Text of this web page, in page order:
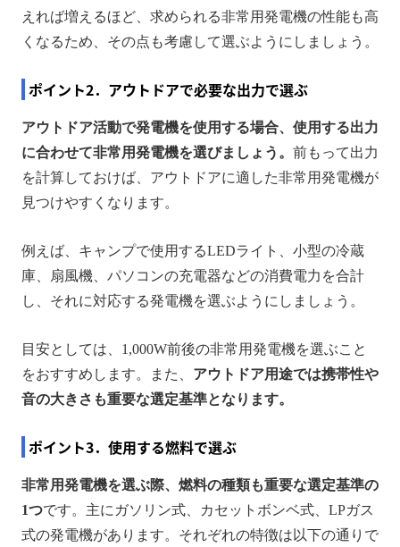
えれば増えるほど、求められる非常用発電機の性能も高
くなるため、その点も考慮して選ぶようにしましょう。
ポイント2．アウトドアで必要な出力で選ぶ
アウトドア活動で発電機を使用する場合、使用する出力
に合わせて非常用発電機を選びましょう。 前もって出力
を計算しておけば、アウトドアに適した非常用発電機が
見つけやすくなります。
例えば、キャンプで使用するLEDライト、小型の冷蔵
庫、扇風機、パソコンの充電器などの消費電力を合計
し、それに対応する発電機を選ぶようにしましょう。
目安としては、1,000W前後の非常用発電機を選ぶこと
をおすすめします。また、 アウトドア用途では携帯性や
音の大きさも重要な選定基準となります。
ポイント3．使用する燃料で選ぶ
非常用発電機を選ぶ際、燃料の種類も重要な選定基準の
1つです。主にガソリン式、カセットボンベ式、LPガス
式の発電機があります。それぞれの特徴は以下の通りで